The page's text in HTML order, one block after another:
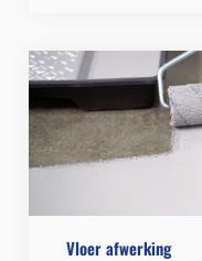
Vloer afwerking